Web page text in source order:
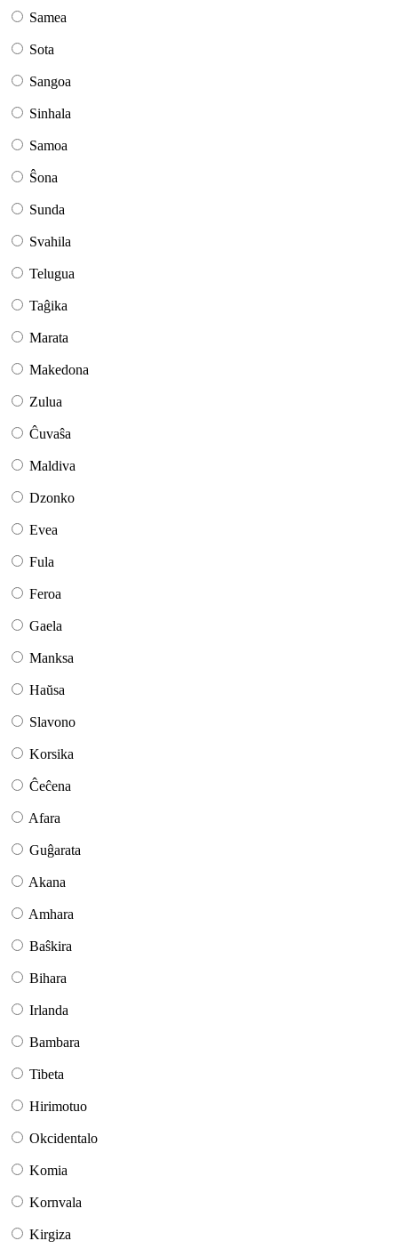
Samea
Sota
Sangoa
Sinhala
Samoa
Ŝona
Sunda
Svahila
Telugua
Taĝika
Marata
Makedona
Zulua
Ĉuvaŝa
Maldiva
Dzonko
Evea
Fula
Feroa
Gaela
Manksa
Haŭsa
Slavono
Korsika
Ĉeĉena
Afara
Guĝarata
Akana
Amhara
Baŝkira
Bihara
Irlanda
Bambara
Tibeta
Hirimotuo
Okcidentalo
Komia
Kornvala
Kirgiza